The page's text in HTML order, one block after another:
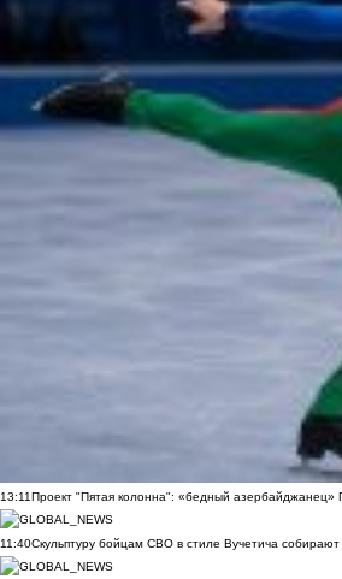
13:11Проект "Пятая колонна": «бедный
11:40Скульптуру бойцам СВО в стиле Вучетича